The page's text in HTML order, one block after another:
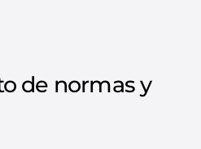
de normas y